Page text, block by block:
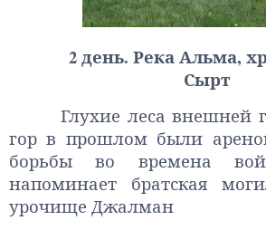
2 день. Река Альма,
Сырт
Глухие леса внешней
гор в прошлом были
борьбы во времена
напоминает братская
урочище Джалман